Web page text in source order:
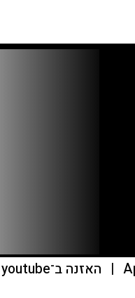
| האזנה ב־youtube